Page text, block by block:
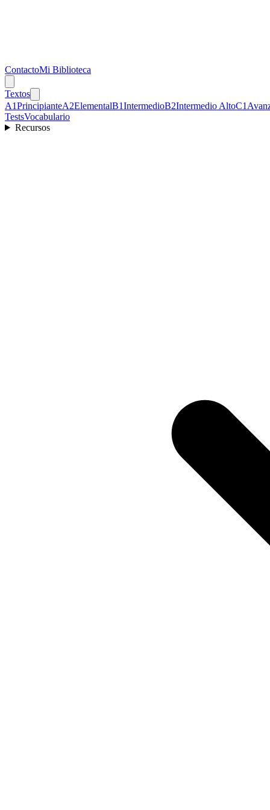
ContactoMi Biblioteca
Textos
A1PrincipianteA2ElementalB1IntermedioB2Intermedio AltoC1
TestsVocabulario
Recursos